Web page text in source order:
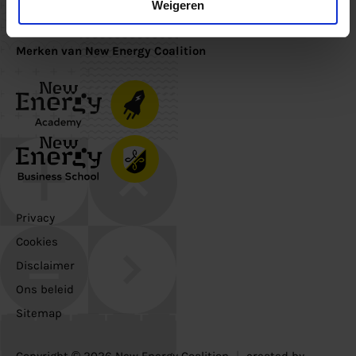
Weigeren
Merken van New Energy Coalition
Privacy
Cookies
Disclaimer
Ons beleid
Sitemap